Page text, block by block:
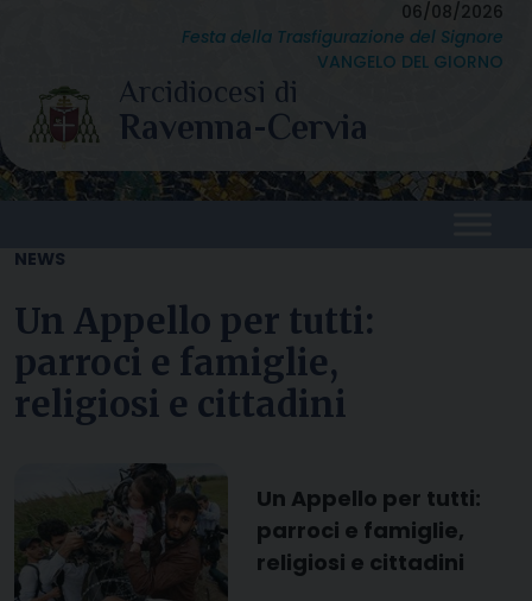
content
06/08/2026
Festa della Trasfigurazione del Signore
VANGELO DEL GIORNO
NEWS
Un Appello per tutti:
parroci e famiglie,
religiosi e cittadini
Un Appello per tutti:
parroci e famiglie,
religiosi e cittadini